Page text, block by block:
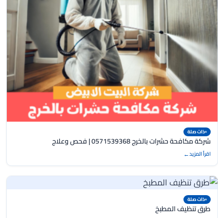
ذات صلة
شركة مكافحة حشرات بالخرج 0571539368 | فحص وعلاج
اقرأ المزيد
ذات صلة
طرق تنظيف المطبخ